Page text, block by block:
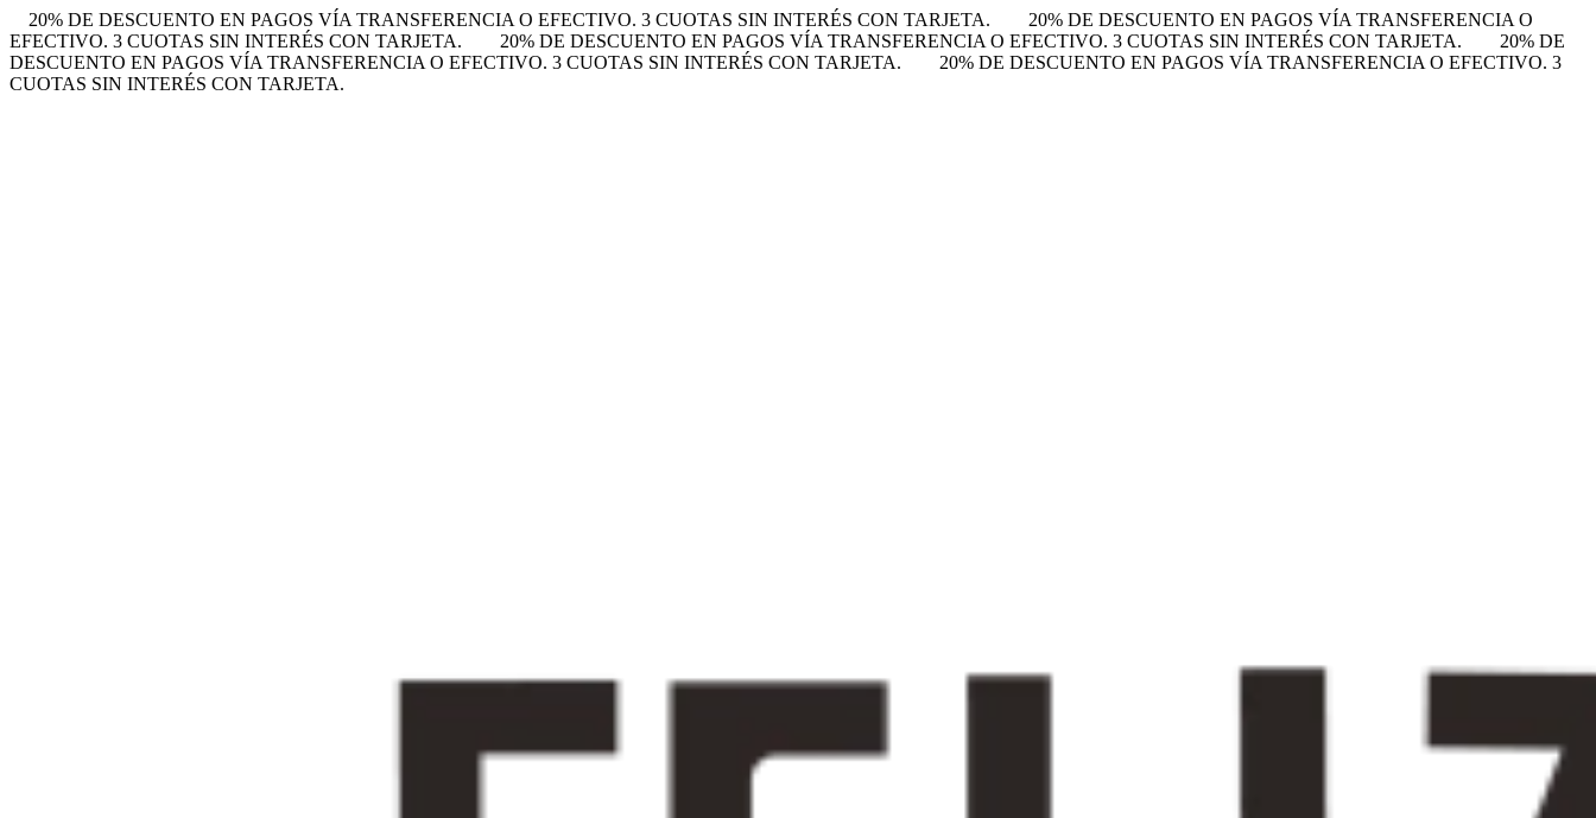
20% DE DESCUENTO EN PAGOS VÍA TRANSFERENCIA O EFECTIVO. 3 CUOTAS SIN INTERÉS CON TARJETA.
20% DE DESCUENTO EN PAGOS VÍA TRANSFERENCIA O
EFECTIVO. 3 CUOTAS SIN INTERÉS CON TARJETA.
20% DE DESCUENTO EN PAGOS VÍA TRANSFERENCIA O EFECTIVO. 3 CUOTAS SIN INTERÉS CON TARJETA.
20% DE
DESCUENTO EN PAGOS VÍA TRANSFERENCIA O EFECTIVO. 3 CUOTAS SIN INTERÉS CON TARJETA.
20% DE DESCUENTO EN PAGOS VÍA TRANSFERENCIA O EFECTIVO. 3
CUOTAS SIN INTERÉS CON TARJETA.